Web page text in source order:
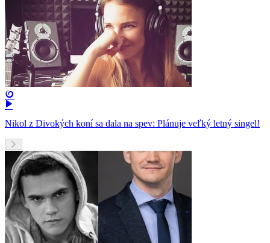
Nikol z Divokých koní sa dala na spev: Plánuje veľký letný singel!